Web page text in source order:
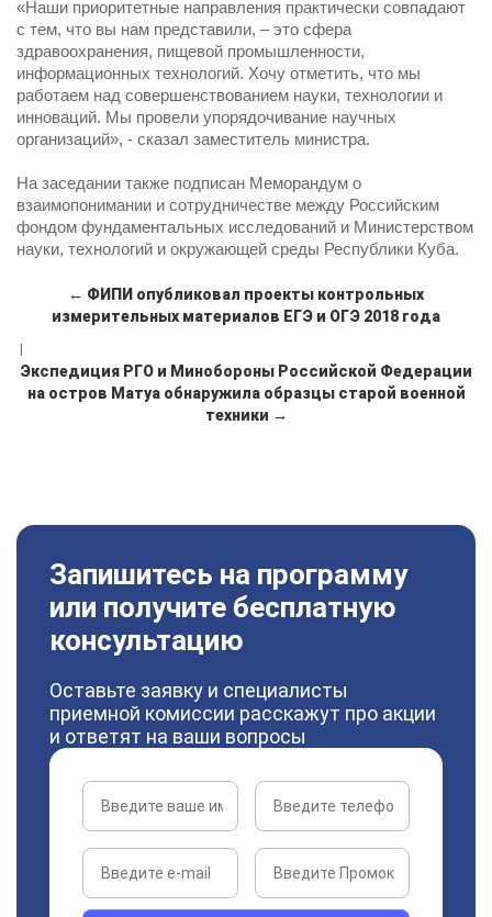
«Наши приоритетные направления практически совпадают
с тем, что вы нам представили, – это сфера
здравоохранения, пищевой промышленности,
информационных технологий. Хочу отметить, что мы
работаем над совершенствованием науки, технологии и
инноваций. Мы провели упорядочивание научных
организаций», - сказал заместитель министра.
На заседании также подписан Меморандум о
взаимопонимании и сотрудничестве между Российским
фондом фундаментальных исследований и Министерством
науки, технологий и окружающей среды Республики Куба.
← ФИПИ опубликовал проекты контрольных
измерительных материалов ЕГЭ и ОГЭ 2018 года
Экспедиция РГО и Минобороны Российской Федерации
на остров Матуа обнаружила образцы старой военной
техники →
Запишитесь на программу
или получите бесплатную
консультацию
Оставьте заявку и специалисты
приемной комиссии расскажут про акции
и ответят на ваши вопросы